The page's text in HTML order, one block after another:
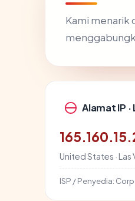
Kami menarik
Alamat IP
United States · Las
ISP / Penyedia: